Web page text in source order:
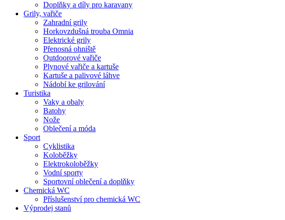
Doplňky a díly pro karavany
Grily, vařiče
Zahradní grily
Horkovzdušná trouba Omnia
Elektrické grily
Přenosná ohniště
Outdoorové vařiče
Plynové vařiče a kartuše
Kartuše a palivové láhve
Nádobí ke grilování
Turistika
Vaky a obaly
Batohy
Nože
Oblečení a móda
Sport
Cyklistika
Koloběžky
Elektrokoloběžky
Vodní sporty
Sportovní oblečení a doplňky
Chemická WC
Příslušenství pro chemická WC
Výprodej stanů